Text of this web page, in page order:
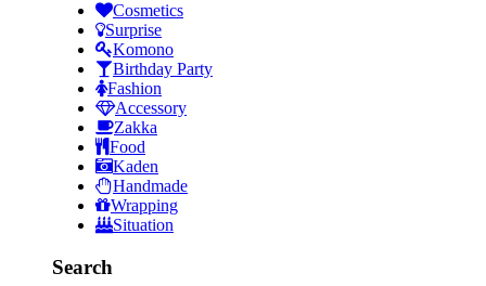
Cosmetics
Surprise
Komono
Birthday Party
Fashion
Accessory
Zakka
Food
Kaden
Handmade
Wrapping
Situation
Search